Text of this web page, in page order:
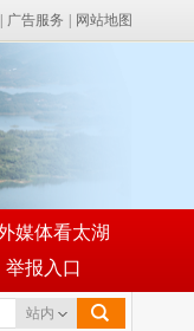
广告服务 网站地图
媒体看太湖
举报入口
站内